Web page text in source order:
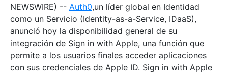
NEWSWIRE) -- Auth0,un líder global en Identidad
como un Servicio (Identity-as-a-Service, IDaaS),
anunció hoy la disponibilidad general de su
integración de Sign in with Apple, una función que
permite a los usuarios finales acceder aplicaciones
con sus credenciales de Apple ID. Sign in with Apple